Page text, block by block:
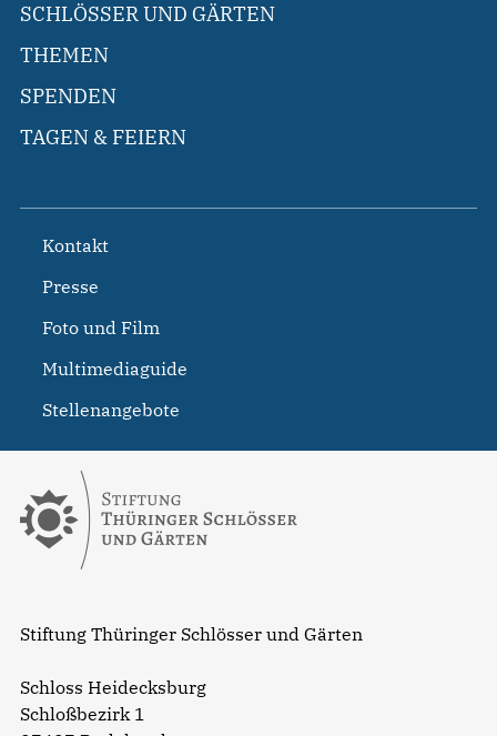
Stiftung Thüringer Schlösser und Gärten
Schloss Heidecksburg
Schloßbezirk 1
SCHLÖSSER UND GÄRTEN
THEMEN
SPENDEN
TAGEN & FEIERN
Kontakt
Presse
Foto und Film
Multimediaguide
Stellenangebote